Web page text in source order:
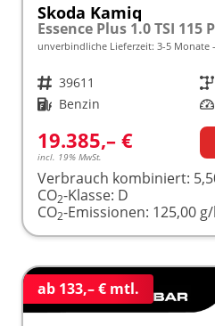
Skoda Kamiq
unverbindliche Lieferzeit: 3-5 Monate
Fahrzeugnr. 39611 Getriebe
Kraftstoff Benzin Leistung
19.385,– €
incl. 19% MwSt.
Verbrauch kombiniert:
CO2-Klasse: D
CO2-Emissionen: 125,00
ab 133,– € mtl.